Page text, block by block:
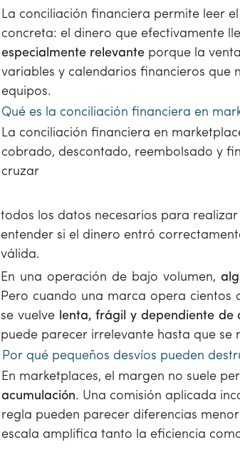
La conciliación financiera permite leer
concreta: el dinero que efectivamente
especialmente relevante porque la
variables y calendarios financieros que
equipos.
Qué es la conciliación financiera en
La conciliación financiera en
cobrado, descontado, reembolsado y
cruzar
todos los datos necesarios para
entender si el dinero entró
válida.
En una operación de bajo volumen,
Pero cuando una marca opera cientos
se vuelve lenta, frágil y dependiente de
puede parecer irrelevante hasta que se
Por qué pequeños desvíos pueden
En marketplaces, el margen no suele
acumulación. Una comisión aplicada
regla pueden parecer diferencias
escala amplifica tanto la eficiencia